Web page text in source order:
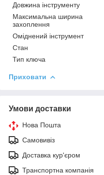
Довжина інструменту
Максимальна ширина
захоплення
Оміднений інструмент
Стан
Тип ключа
Приховати
Умови доставки
Нова Пошта
Самовивіз
Доставка кур'єром
Транспортна компанія